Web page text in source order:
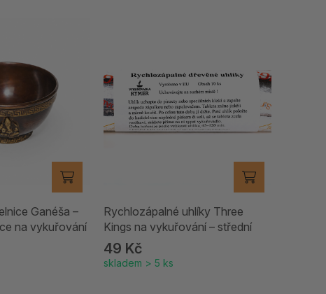
Ganéša –
na vykuřování
Rychlozápalné uhlíky Three
Kings na vykuřování – střední
49 Kč
skladem > 5 ks